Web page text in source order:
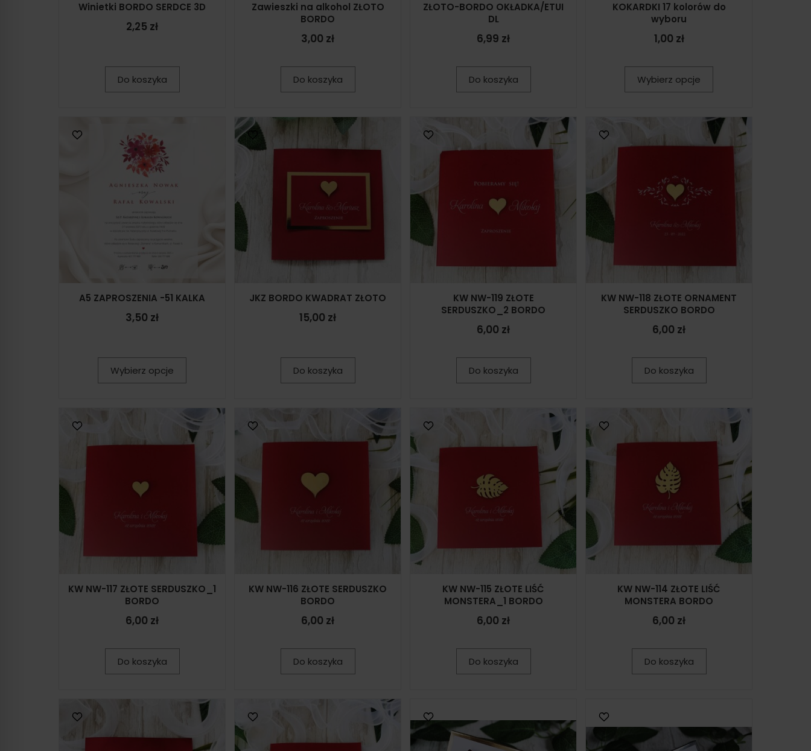
Winietki BORDO SERDCE 3D
2,25 zł
Do koszyka
Zawieszki na alkohol ZŁOTO
BORDO
3,00 zł
Do koszyka
ZŁOTO-BORDO OKŁADKA/ETUI
DL
6,99 zł
Do koszyka
KOKARDKI 17 kolorów do
wyboru
1,00 zł
Wybierz opcje
A5 ZAPROSZENIA -51 KALKA
3,50 zł
Wybierz opcje
JKZ BORDO KWADRAT ZŁOTO
15,00 zł
Do koszyka
KW NW-119 ZŁOTE
SERDUSZKO_2 BORDO
6,00 zł
Do koszyka
KW NW-118 ZŁOTE ORNAMENT
SERDUSZKO BORDO
6,00 zł
Do koszyka
KW NW-117 ZŁOTE SERDUSZKO_1
BORDO
6,00 zł
Do koszyka
KW NW-116 ZŁOTE SERDUSZKO
BORDO
6,00 zł
Do koszyka
KW NW-115 ZŁOTE LIŚĆ
MONSTERA_1 BORDO
6,00 zł
Do koszyka
KW NW-114 ZŁOTE LIŚĆ
MONSTERA BORDO
6,00 zł
Do koszyka